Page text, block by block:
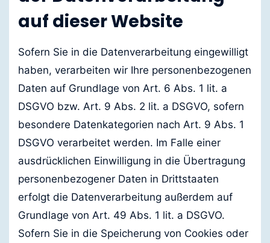
auf dieser Website
Sofern Sie in die Datenverarbeitung eingewilligt
haben, verarbeiten wir Ihre personenbezogenen
Daten auf Grundlage von Art. 6 Abs. 1 lit. a
DSGVO bzw. Art. 9 Abs. 2 lit. a DSGVO, sofern
besondere Datenkategorien nach Art. 9 Abs. 1
DSGVO verarbeitet werden. Im Falle einer
ausdrücklichen Einwilligung in die Übertragung
personenbezogener Daten in Drittstaaten
erfolgt die Datenverarbeitung außerdem auf
Grundlage von Art. 49 Abs. 1 lit. a DSGVO.
Sofern Sie in die Speicherung von Cookies oder